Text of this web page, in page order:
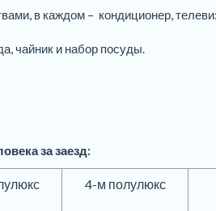
в каждом – кондиционер,
чайник и набор посуды.
за заезд:
4-м полулюкс